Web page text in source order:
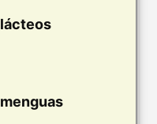
lácteos
menguas